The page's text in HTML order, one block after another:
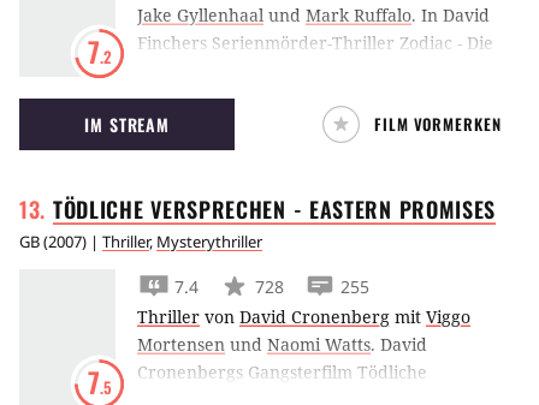
7.2
Jake Gyllenhaal und Mark Ruffalo. In David
Finchers Serienmörder-Thriller Zodiac - Die
Downey Jr., Mark Ruffalo und Anthony
Edwards von der Jagd nach dem Zodiac-Killer
besessen. Der Film basiert auf einem wahren
IM STREAM FILM VORMERKEN
TÖDLICHE VERSPRECHEN - EASTERN PROMISES
GB(2007) | Thriller, Mysterythriller
7.5
7.4 728
255
Thriller von David Cronenberg mit Viggo
Mortensen und Naomi Watts. David
Cronenbergs Gangsterfilm Tödliche